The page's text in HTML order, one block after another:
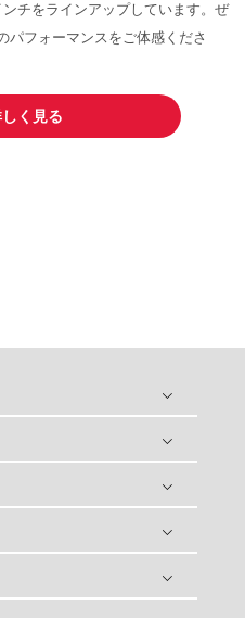
チをラインアップしています。ぜ
パフォーマンスをご体感くださ
く見る
感イベント